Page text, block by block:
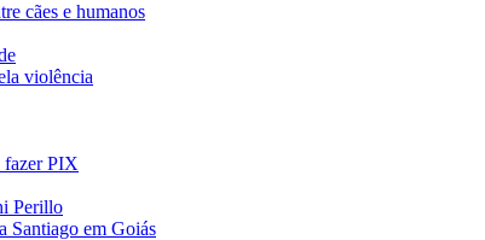
cães e humanos
violência
fazer PIX
Perillo
Santiago em Goiás